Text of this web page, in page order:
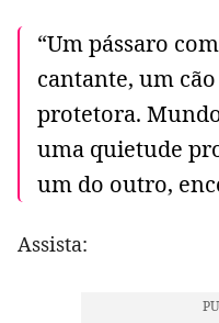
“Um pássaro
cantante, um
protetora.
uma quietude
um do outro,
Assista: